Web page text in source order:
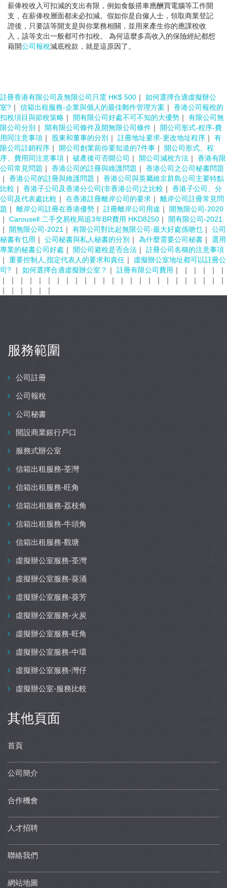
薪俸稅收入可扣減的支出有限，例如食飯搭車應酬買電腦等工作開
支，在薪俸稅層面都未必扣減。假如你是自僱人士，領取商業登記
證後，只要該等開支是與你業務相關，並用來產生你的應課稅收
入，該等支出一般都可作扣稅。 為何這麼多高收入的保險經紀都想
藉開公司報稅減底稅款，就是這原因了。
註冊香港有限公司及無限公司只需 HK$ 500 ｜ 如何選擇合適虛擬辦公
室? ｜ 信箱出租服務-企業與個人的最佳郵件管理方案 ｜ 香港公司報稅的
扣稅項目與節稅策略 ｜ 開有限公司好處不可不知的大優勢 ｜ 有限公司無
限公司分別 ｜ 開有限公司條件及開無限公司條件 ｜ 開公司形式-程序-費
用同注意事項 ｜ 股東和董事的分別 ｜ 註冊地址要求-更改地址程序 ｜ 有
限公司註銷程序 ｜ 開公司創業前你要知道的7件事 ｜ 開公司形式、程
序、費用同注意事項 ｜ 破產後可否開公司 ｜ 開公司減稅方法 ｜ 香港有限
公司常見問題 ｜ 香港公司的註冊與維護問題 ｜ 香港公司之公司秘書問題
｜ 香港公司的註冊與維護問題 ｜ 香港公司與英屬維京群島公司主要特點
比較 ｜ 香港子公司及香港分公司(非香港公司)之比較 ｜ 香港子公司、分
公司及代表處比較 ｜ 在香港註冊離岸公司的要求 ｜ 離岸公司註冊常見問
題 ｜ 離岸公司註冊在香港優勢 ｜ 註冊離岸公司用途 ｜ 開無限公司-2020
｜ Carousell 二手交易稅局追3年BR費用 HKD8250 ｜ 開有限公司-2021
｜ 開無限公司-2021 ｜ 有限公司對比起無限公司-最大好處係啲乜 ｜ 公司
秘書有乜用 ｜ 公司秘書與私人秘書的分別 ｜ 為什麼需要公司秘書 ｜ 選用
專業的秘書公司好處 ｜ 開公司避稅是否合法 ｜ 註冊公司名稱的注意事項
｜ 重要控制人,指定代表人的要求和責任 ｜ 虛擬辦公室地址都可以註冊公
司?
｜ 如何選擇合適虛擬辦公室？ ｜ 註冊有限公司費用 ｜ ｜ ｜ ｜ ｜
｜
｜
｜ ｜ ｜ ｜ ｜ ｜ ｜ ｜ ｜ ｜ ｜ ｜ ｜ ｜ ｜ ｜ ｜ ｜ ｜ ｜ ｜ ｜ ｜
｜
｜
｜ ｜ ｜ ｜ ｜
服務範圍
公司註冊
公司報稅
公司秘書
開設商業銀行戶口
服務式辦公室
信箱出租服務-荃灣
信箱出租服務-旺角
信箱出租服務-荔枝角
信箱出租服務-牛頭角
信箱出租服務-觀塘
虛擬辦公室服務-荃灣
虛擬辦公室服務-葵涌
虛擬辦公室服務-葵芳
虛擬辦公室服務-火炭
虛擬辦公室服務-旺角
虛擬辦公室服務-中環
虛擬辦公室服務-灣仔
虛擬辦公室-服務比較
其他頁面
首頁
公司簡介
合作機會
人才招聘
聯絡我們
網站地圖